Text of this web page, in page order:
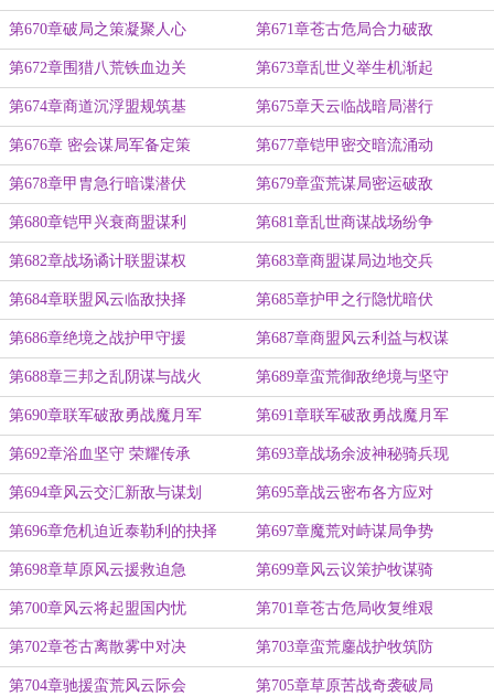
第670章破局之策凝聚人心 第671章苍古危局合力破敌
第672章围猎八荒铁血边关 第673章乱世义举生机渐起
第674章商道沉浮盟规筑基 第675章天云临战暗局潜行
第676章 密会谋局军备定策 第677章铠甲密交暗流涌动
第678章甲胄急行暗谍潜伏 第679章蛮荒谋局密运破敌
第680章铠甲兴衰商盟谋利 第681章乱世商谋战场纷争
第682章战场谲计联盟谋权 第683章商盟谋局边地交兵
第684章联盟风云临敌抉择 第685章护甲之行隐忧暗伏
第686章绝境之战护甲守援 第687章商盟风云利益与权谋
第688章三邦之乱阴谋与战火 第689章蛮荒御敌绝境与坚守
第690章联军破敌勇战魔月军 第691章联军破敌勇战魔月军
第692章浴血坚守 荣耀传承 第693章战场余波神秘骑兵现
第694章风云交汇新敌与谋划 第695章战云密布各方应对
第696章危机迫近泰勒利的抉择 第697章魔荒对峙谋局争势
第698章草原风云援救迫急 第699章风云议策护牧谋骑
第700章风云将起盟国内忧 第701章苍古危局收复维艰
第702章苍古离散雾中对决 第703章蛮荒鏖战护牧筑防
第704章驰援蛮荒风云际会 第705章草原苦战奇袭破局